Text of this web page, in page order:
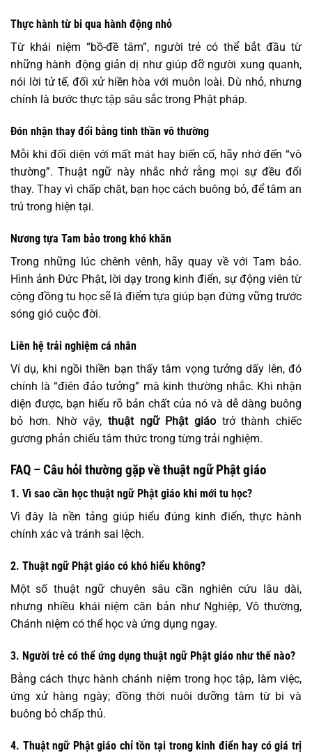
Thực hành từ bi qua hành động nhỏ
Từ khái niệm “bồ-đề tâm”, người trẻ có thể bắt đầu từ
những hành động giản dị như giúp đỡ người xung quanh,
nói lời tử tế, đối xử hiền hòa với muôn loài. Dù nhỏ, nhưng
chính là bước thực tập sâu sắc trong Phật pháp.
Đón nhận thay đổi bằng tinh thần vô thường
Mỗi khi đối diện với mất mát hay biến cố, hãy nhớ đến “vô
thường”. Thuật ngữ này nhắc nhở rằng mọi sự đều đổi
thay. Thay vì chấp chặt, bạn học cách buông bỏ, để tâm an
trú trong hiện tại.
Nương tựa Tam bảo trong khó khăn
Trong những lúc chênh vênh, hãy quay về với Tam bảo.
Hình ảnh Đức Phật, lời dạy trong kinh điển, sự động viên từ
cộng đồng tu học sẽ là điểm tựa giúp bạn đứng vững trước
sóng gió cuộc đời.
Liên hệ trải nghiệm cá nhân
Ví dụ, khi ngồi thiền bạn thấy tâm vọng tưởng dấy lên, đó
chính là “điên đảo tưởng” mà kinh thường nhắc. Khi nhận
diện được, bạn hiểu rõ bản chất của nó và dễ dàng buông
bỏ hơn. Nhờ vậy, thuật ngữ Phật giáotrở thành chiếc
gương phản chiếu tâm thức trong từng trải nghiệm.
FAQ – Câu hỏi thường gặp về thuật ngữ Phật giáo
1. Vì sao cần học thuật ngữ Phật giáo khi mới tu học?
Vì đây là nền tảng giúp hiểu đúng kinh điển, thực hành
chính xác và tránh sai lệch.
2. Thuật ngữ Phật giáo có khó hiểu không?
Một số thuật ngữ chuyên sâu cần nghiên cứu lâu dài,
nhưng nhiều khái niệm căn bản như Nghiệp, Vô thường,
Chánh niệm có thể học và ứng dụng ngay.
3. Người trẻ có thể ứng dụng thuật ngữ Phật giáo như thế nào?
Bằng cách thực hành chánh niệm trong học tập, làm việc,
ứng xử hàng ngày; đồng thời nuôi dưỡng tâm từ bi và
buông bỏ chấp thủ.
4. Thuật ngữ Phật giáo chỉ tồn tại trong kinh điển hay có giá trị